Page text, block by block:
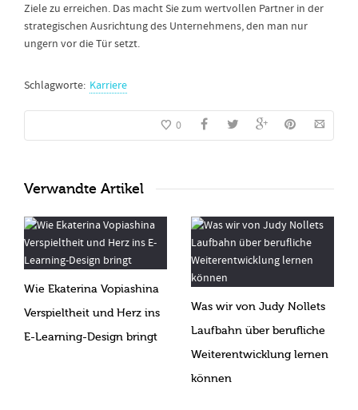
Ziele zu erreichen. Das macht Sie zum wertvollen Partner in der
strategischen Ausrichtung des Unternehmens, den man nur
ungern vor die Tür setzt.
Schlagworte: Karriere
0
Verwandte Artikel
Wie Ekaterina Vopiashina
Verspieltheit und Herz ins
E-Learning-Design bringt
Was wir von Judy Nollets
Laufbahn über berufliche
Weiterentwicklung lernen
können